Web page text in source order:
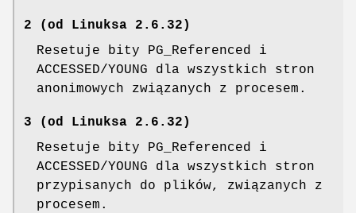
2 (od Linuksa 2.6.32)
Resetuje bity PG_Referenced i
ACCESSED/YOUNG dla wszystkich stron
anonimowych związanych z procesem.
3 (od Linuksa 2.6.32)
Resetuje bity PG_Referenced i
ACCESSED/YOUNG dla wszystkich stron
przypisanych do plików, związanych z
procesem.